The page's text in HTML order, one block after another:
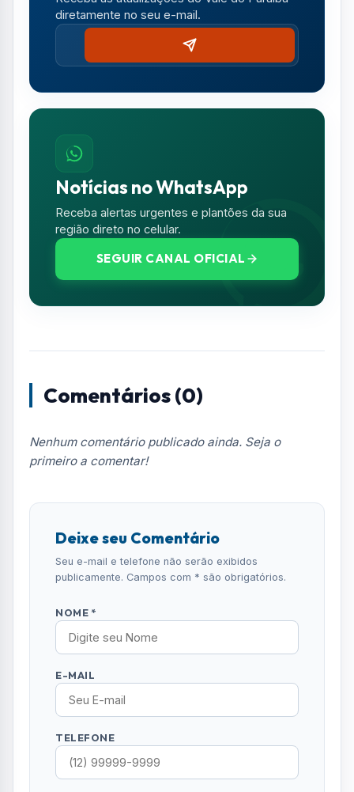
diretamente no seu e-mail.
Notícias no WhatsApp
Receba alertas urgentes e plantões da sua
região direto no celular.
SEGUIR CANAL OFICIAL
Comentários (0)
Nenhum comentário publicado ainda. Seja o
primeiro a comentar!
Deixe seu Comentário
Seu e-mail e telefone não serão exibidos
publicamente. Campos com * são obrigatórios.
NOME *
E-MAIL
TELEFONE